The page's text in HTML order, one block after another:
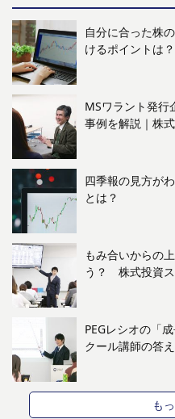
自分に合った株
けるポイントは？
MSワラント発行
事例を解説｜株
四季報の見方が
とは？
もみ合いからの
う？ 株式投資
PEGレシオの「
クール講師の答
も